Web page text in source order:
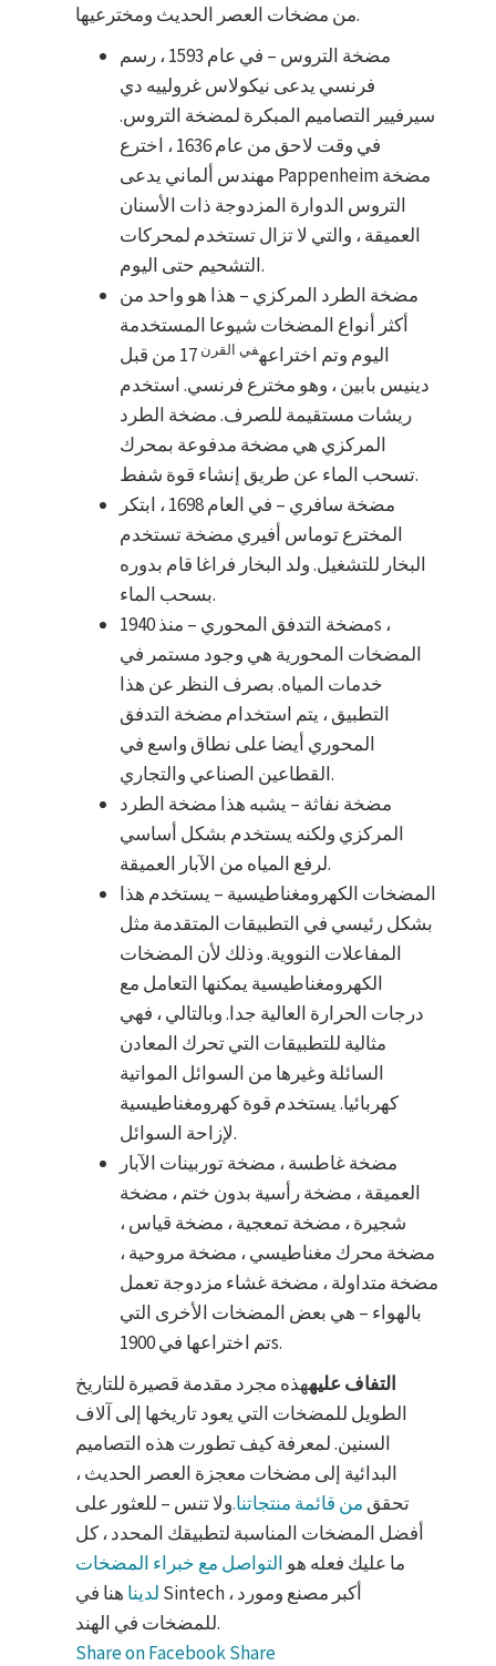
من مضخات العصر الحديث ومخترعيها.
مضخة التروس – في عام 1593 ، رسم
فرنسي يدعى نيكولاس غرولييه دي
سيرفيير التصاميم المبكرة لمضخة التروس.
في وقت لاحق من عام 1636 ، اخترع
مهندس ألماني يدعى Pappenheim مضخة
التروس الدوارة المزدوجة ذات الأسنان
العميقة ، والتي لا تزال تستخدم لمحركات
التشحيم حتى اليوم.
مضخة الطرد المركزي – هذا هو واحد من
أكثر أنواع المضخات شيوعا المستخدمة
اليوم وتم اختراعهفي القرن
17 من قبل
دينيس بابين ، وهو مخترع فرنسي. استخدم
ريشات مستقيمة للصرف. مضخة الطرد
المركزي هي مضخة مدفوعة بمحرك
تسحب الماء عن طريق إنشاء قوة شفط.
مضخة سافري – في العام 1698 ، ابتكر
المخترع توماس أفيري مضخة تستخدم
البخار للتشغيل. ولد البخار فراغا قام بدوره
بسحب الماء.
مضخة التدفق المحوري – منذ 1940s ،
المضخات المحورية هي وجود مستمر في
خدمات المياه. بصرف النظر عن هذا
التطبيق ، يتم استخدام مضخة التدفق
المحوري أيضا على نطاق واسع في
القطاعين الصناعي والتجاري.
مضخة نفاثة – يشبه هذا مضخة الطرد
المركزي ولكنه يستخدم بشكل أساسي
لرفع المياه من الآبار العميقة.
المضخات الكهرومغناطيسية – يستخدم هذا
بشكل رئيسي في التطبيقات المتقدمة مثل
المفاعلات النووية. وذلك لأن المضخات
الكهرومغناطيسية يمكنها التعامل مع
درجات الحرارة العالية جدا. وبالتالي ، فهي
مثالية للتطبيقات التي تحرك المعادن
السائلة وغيرها من السوائل المواتية
كهربائيا. يستخدم قوة كهرومغناطيسية
لإزاحة السوائل.
مضخة غاطسة ، مضخة توربينات الآبار
العميقة ، مضخة رأسية بدون ختم ، مضخة
شجيرة ، مضخة تمعجية ، مضخة قياس ،
مضخة محرك مغناطيسي ، مضخة مروحية ،
مضخة متداولة ، مضخة غشاء مزدوجة تعمل
بالهواء – هي بعض المضخات الأخرى التي
تم اختراعها في 1900s.
التفاف عليههذه مجرد مقدمة قصيرة للتاريخ
الطويل للمضخات التي يعود تاريخها إلى آلاف
السنين. لمعرفة كيف تطورت هذه التصاميم
البدائية إلى مضخات معجزة العصر الحديث ،
تحقق من قائمة منتجاتنا.ولا تنس – للعثور على
أفضل المضخات المناسبة لتطبيقك المحدد ، كل
ما عليك فعله هو التواصل مع خبراء المضخات
لدينا هنا في Sintech ، أكبر مصنع ومورد
للمضخات في الهند.
Share on FacebookShare